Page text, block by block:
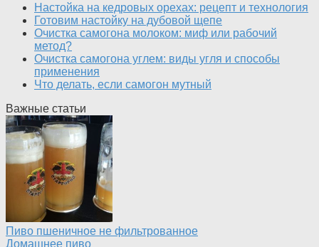
Настойка на кедровых орехах: рецепт и технология
Готовим настойку на дубовой щепе
Очистка самогона молоком: миф или рабочий
метод?
Очистка самогона углем: виды угля и способы
применения
Что делать, если самогон мутный
Важные статьи
Пиво пшеничное не фильтрованное
Домашнее пиво